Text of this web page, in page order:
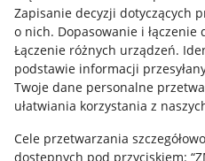
Zapisanie decyzji dotyczących
o nich. Dopasowanie i łączenie
Łączenie różnych urządzeń.
podstawie informacji
Twoje dane personalne
ułatwiania korzystania z
Cele przetwarzania
dostępnych pod przyciskiem:
Informacje prawne
Regulamin
Polityka plików "cookies"
Ustawienia plików "cookies"
Udostępnianie lokalizacji